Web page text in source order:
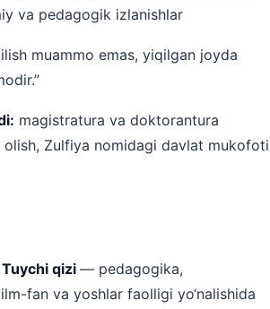
va pedagogik izlanishlar
muammo emas, yiqilgan joyda
magistratura va doktorantura
Zulfiya nomidagi davlat mukofoti
Tuychi qizi — pedagogika,
ilm-fan va yoshlar faolligi yo‘nalishida